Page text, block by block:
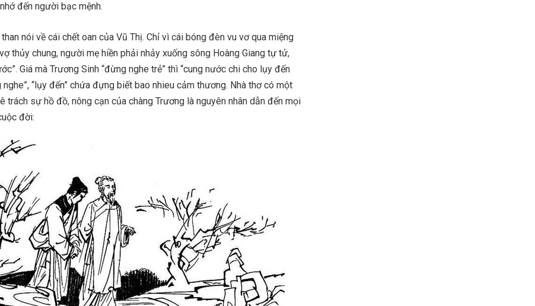
đến người bạc mệnh.
nói về cái chết oan của Vũ Thị. Chỉ vì cái bóng đèn vu vơ qua miệng
thủy chung, người mẹ hiền phải nhảy xuống sông Hoàng Giang tự tử,
Giá mà Trương Sinh “đừng nghe trẻ” thì “cung nước chi cho lụy đến
nghe”, “lụy đến” chứa đựng biết bao nhieu cảm thương. Nhà thơ có một
trách sự hồ đồ, nông cạn của chàng Trương là nguyên nhân dẫn đến mọi
đời: